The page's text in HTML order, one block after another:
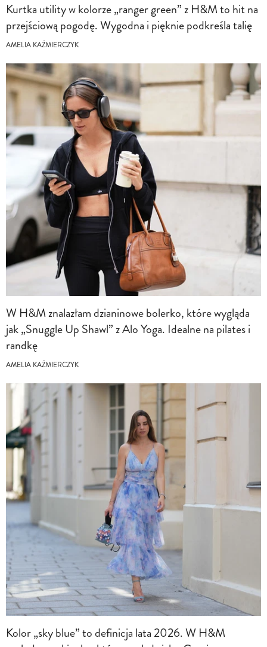
Kurtka utility w kolorze „ranger green” z H&M to hit na
przejściową pogodę. Wygodna i pięknie podkreśla talię
AMELIA KAŹMIERCZYK
W H&M znalazłam dzianinowe bolerko, które wygląda
jak „Snuggle Up Shawl” z Alo Yoga. Idealne na pilates i
randkę
AMELIA KAŹMIERCZYK
Kolor „sky blue” to definicja lata 2026. W H&M